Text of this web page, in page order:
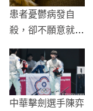
患者憂鬱病發自
殺，卻不願意就
們還沒找到新家！
中華擊劍選手陳弈